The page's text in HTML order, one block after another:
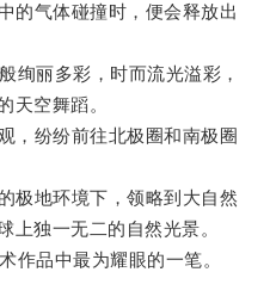
气体碰撞时，便会释放出
丽多彩，时而流光溢彩，
天空舞蹈。
纷纷前往北极圈和南极圈
地环境下，领略到大自然
上独一无二的自然光景。
品中最为耀眼的一笔。